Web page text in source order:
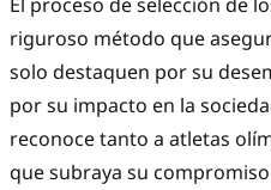
riguroso método que
solo destaquen por su
por su impacto en la
reconoce tanto a atletas
que subraya su